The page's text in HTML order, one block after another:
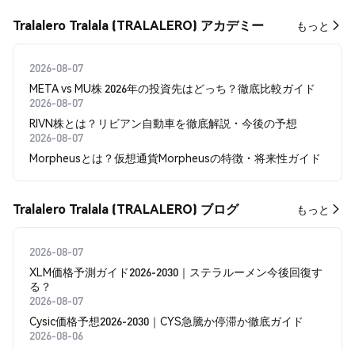
Tralalero Tralala (TRALALERO) アカデミー もっと
2026-08-07
META vs MU株 2026年の投資先はどっち？徹底比較ガイド
2026-08-07
RIVN株とは？リビアン自動車を徹底解説・今後の予想
2026-08-07
Morpheusとは？仮想通貨Morpheusの特徴・将来性ガイド
Tralalero Tralala (TRALALERO) ブログ もっと
2026-08-07
XLM価格予測ガイド2026-2030｜ステラルーメン今後回復す
る？
2026-08-07
Cysic価格予想2026-2030｜CYS急騰か停滞か徹底ガイド
2026-08-06